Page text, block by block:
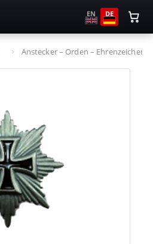
EN DE
Anstecker – Orden – Ehrenzeichen